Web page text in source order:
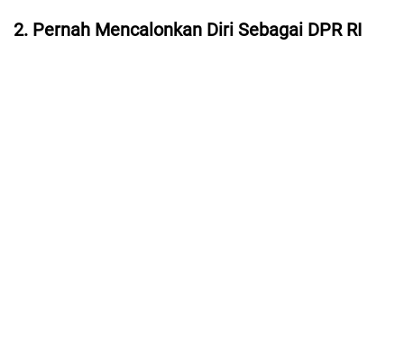
2. Pernah Mencalonkan Diri Sebagai DPR RI